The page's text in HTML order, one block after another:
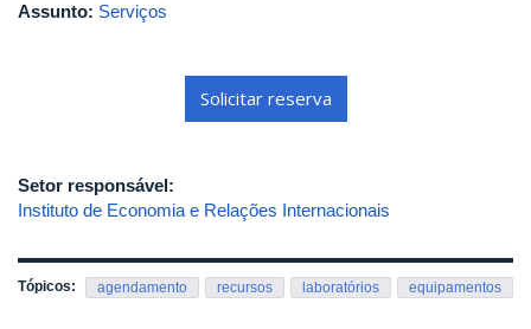
Assunto: Serviços
Solicitar reserva
Setor responsável:
Instituto de Economia e Relações Internacionais
Tópicos: agendamento recursos laboratórios equipamentos